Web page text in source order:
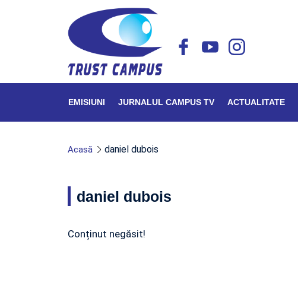
EMISIUNI JURNALUL CAMPUS TV ACTUALITATE
Acasă daniel dubois
daniel dubois
Conținut negăsit!